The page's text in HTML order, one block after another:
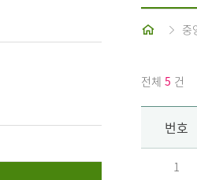
중
전체 5 건
번호
1